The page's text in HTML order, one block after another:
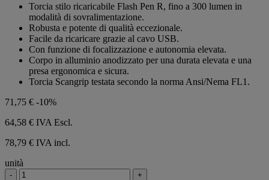
Torcia stilo ricaricabile Flash Pen R, fino a 300 lumen in
modalità di sovralimentazione.
Robusta e potente di qualità eccezionale.
Facile da ricaricare grazie al cavo USB.
Con funzione di focalizzazione e autonomia elevata.
Corpo in alluminio anodizzato per una durata elevata e una
presa ergonomica e sicura.
Torcia Scangrip testata secondo la norma Ansi/Nema FL1.
71,75 € -10%
64,58 € IVA Escl.
78,79 € IVA incl.
unità
- +